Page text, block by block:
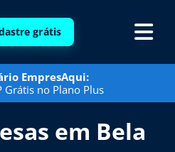
grátis
EmpresAqui:
Grátis no Plano Plus
em Bela